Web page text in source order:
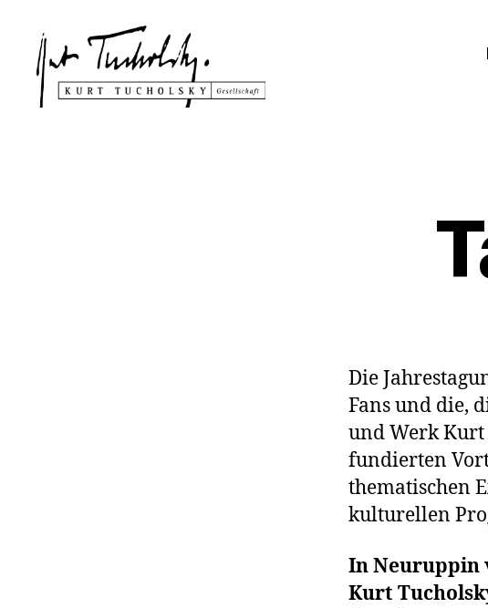
Die
Fans und die,
und Werk Kurt
fundierten
thematischen
kulturellen
In Neuruppin
Kurt